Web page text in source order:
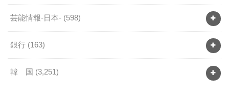
芸能情報-日本- (598)
銀行 (163)
韓 国 (3,251)